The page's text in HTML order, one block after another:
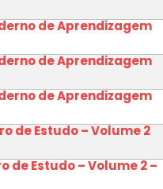
de Aprendizagem
de Aprendizagem
de Aprendizagem
de Estudo – Volume 2
de Estudo – Volume 2 –